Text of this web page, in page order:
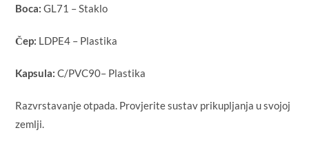
Boca:GL71 – Staklo
Čep: LDPE4 – Plastika
Kapsula:C/PVC90– Plastika
Razvrstavanje otpada. Provjerite sustav prikupljanja u svojoj
zemlji.